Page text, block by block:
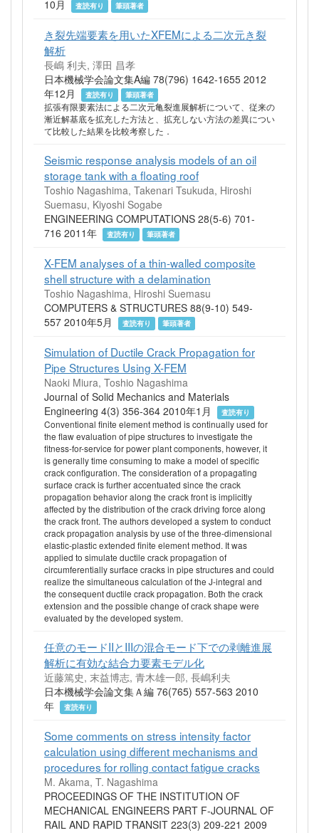
10月 査読有り 筆頭著者
き裂先端要素を用いたXFEMによる二次元き裂
解析
長嶋 利夫, 澤田 昌孝
日本機械学会論文集A編 78(796) 1642-1655 2012
年12月
査読有り 筆頭著者
拡張有限要素法による二次元亀裂進展解析について、従来の
漸近解基底を拡充した方法と、拡充しない方法の差異につい
て比較した結果を比較考察した．
Seismic response analysis models of an oil
storage tank with a floating roof
Toshio Nagashima, Takenari Tsukuda, Hiroshi
Suemasu, Kiyoshi Sogabe
ENGINEERING COMPUTATIONS 28(5-6) 701-
716 2011年
査読有り 筆頭著者
X-FEM analyses of a thin-walled composite
shell structure with a delamination
Toshio Nagashima, Hiroshi Suemasu
COMPUTERS & STRUCTURES 88(9-10) 549-
557 2010年5月
査読有り 筆頭著者
Simulation of Ductile Crack Propagation for
Pipe Structures Using X-FEM
Naoki Miura, Toshio Nagashima
Journal of Solid Mechanics and Materials
Engineering 4(3) 356-364 2010年1月
査読有り
Conventional finite element method is continually used for
the flaw evaluation of pipe structures to investigate the
fitness-for-service for power plant components, however, it
is generally time consuming to make a model of specific
crack configuration. The consideration of a propagating
surface crack is further accentuated since the crack
propagation behavior along the crack front is implicitly
affected by the distribution of the crack driving force along
the crack front. The authors developed a system to conduct
crack propagation analysis by use of the three-dimensional
elastic-plastic extended finite element method. It was
applied to simulate ductile crack propagation of
circumferentially surface cracks in pipe structures and could
realize the simultaneous calculation of the J-integral and
the consequent ductile crack propagation. Both the crack
extension and the possible change of crack shape were
evaluated by the developed system.
任意のモードIIとIIIの混合モード下での剥離進展
解析に有効な結合力要素モデル化
近藤篤史, 末益博志, 青木雄一郎, 長嶋利夫
日本機械学会論文集Ａ編 76(765) 557-563 2010
年
査読有り
Some comments on stress intensity factor
calculation using different mechanisms and
procedures for rolling contact fatigue cracks
M. Akama, T. Nagashima
PROCEEDINGS OF THE INSTITUTION OF
MECHANICAL ENGINEERS PART F-JOURNAL OF
RAIL AND RAPID TRANSIT 223(3) 209-221 2009